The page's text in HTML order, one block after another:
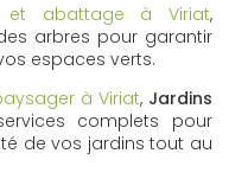
et abattage à Viriat,
arbres pour garantir
espaces verts.
à Viriat, Jardins
complets pour
de vos jardins tout au